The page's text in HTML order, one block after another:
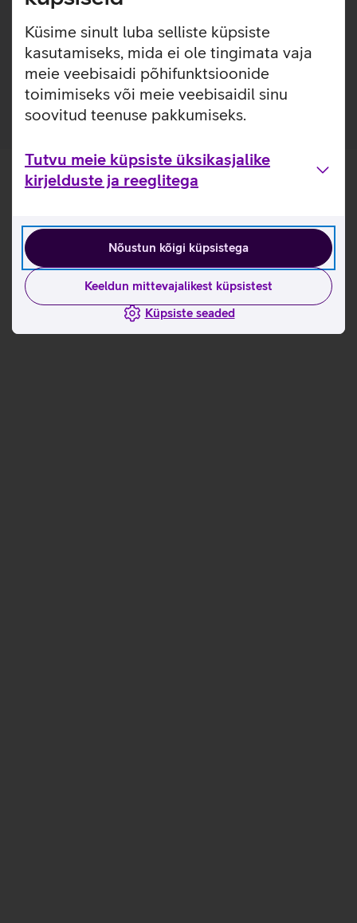
Küsime sinult luba selliste küpsiste
kasutamiseks, mida ei ole tingimata vaja
meie veebisaidi põhifunktsioonide
toimimiseks või meie veebisaidil sinu
soovitud teenuse pakkumiseks.
Tutvu meie küpsiste üksikasjalike
kirjelduste ja reeglitega
Nõustun kõigi küpsistega
Keeldun mittevajalikest küpsistest
Küpsiste seaded
pehmest TPU materjalist, et kaitsta sinu telefoni
Kaitseümbrise materjal annab paindlikkuse selle hõlpsaks
eemaldamiseks. Kaarditasku on mõeldud ühe kaardi
hoiustamiseks.